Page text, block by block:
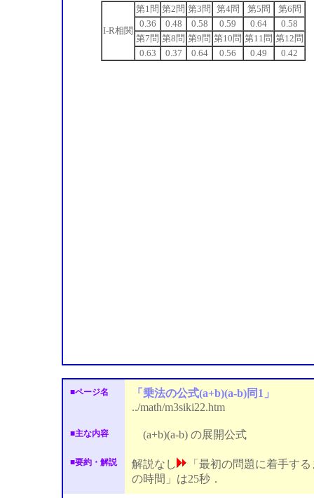
I-R相関
第1問 第2問 第3問 第4問 第5問
第6問
0.36
0.48 0.58 0.59 0.64
0.58
第7問 第8問 第9問 第10問 第11問 第12問
0.63
0.37 0.64 0.56 0.49 0.42
■ページ名
「乗法の公式(a+b)(a-b)同1」
../math/m3siki22.htm
■主な内容 (a+b)(a-b) の展開公式
■要約・解説 解説なし
「最初の問題に着手す
の時間」は25秒．